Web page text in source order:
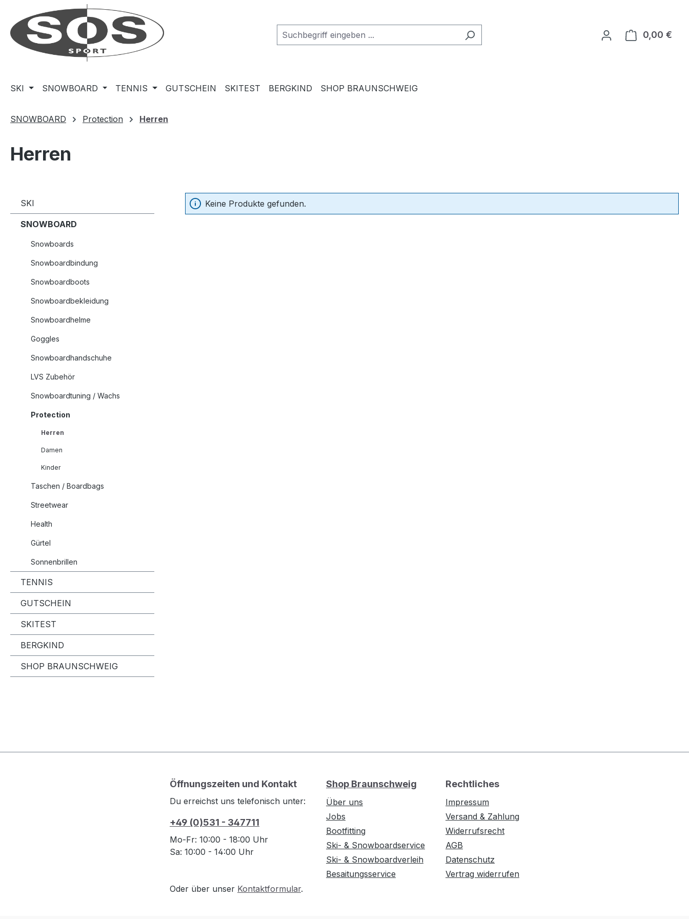
Hauptinhalt springen
Zur Suche springen
Zur Hauptnavigation springen
0,00 €
SKI SNOWBOARD TENNIS GUTSCHEIN SKITEST BERGKIND SHOP BRAUNSCHWEIG
SNOWBOARD Protection Herren
Herren
SKI
SNOWBOARD
Snowboards
Snowboardbindung
Snowboardboots
Snowboardbekleidung
Snowboardhelme
Goggles
Snowboardhandschuhe
LVS Zubehör
Snowboardtuning / Wachs
Protection
Herren
Damen
Kinder
Taschen / Boardbags
Streetwear
Health
Gürtel
Sonnenbrillen
TENNIS
GUTSCHEIN
SKITEST
BERGKIND
SHOP BRAUNSCHWEIG
Keine Produkte gefunden.
Öffnungszeiten und Kontakt
Du erreichst uns telefonisch unter:
+49 (0)531 - 347711
Mo-Fr: 10:00 - 18:00 Uhr
Sa: 10:00 - 14:00 Uhr
Oder über unser Kontaktformular.
Shop Braunschweig
Über uns
Jobs
Bootfitting
Ski- & Snowboardservice
Ski- & Snowboardverleih
Besaitungsservice
Rechtliches
Impressum
Versand & Zahlung
Widerrufsrecht
AGB
Datenschutz
Vertrag widerrufen